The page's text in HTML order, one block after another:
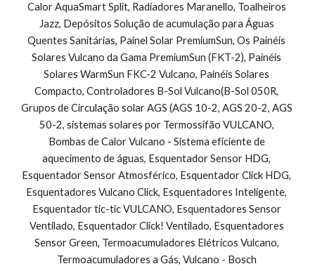
Calor AquaSmart Split, Radiadores Maranello, Toalheiros
Jazz, Depósitos Solução de acumulação para Águas
Quentes Sanitárias, Painel Solar PremiumSun, Os Painéis
Solares Vulcano da Gama PremiumSun (FKT-2), Painéis
Solares WarmSun FKC-2 Vulcano, Painéis Solares
Compacto, Controladores B-Sol Vulcano(B-Sol 050R,
Grupos de Circulação solar AGS (AGS 10-2, AGS 20-2, AGS
50-2, sistemas solares por Termossifão VULCANO,
Bombas de Calor Vulcano - Sistema eficiente de
aquecimento de águas, Esquentador Sensor HDG,
Esquentador Sensor Atmosférico, Esquentador Click HDG,
Esquentadores Vulcano Click, Esquentadores Inteligente,
Esquentador tic-tic VULCANO, Esquentadores Sensor
Ventilado, Esquentador Click! Ventilado, Esquentadores
Sensor Green, Termoacumuladores Elétricos Vulcano,
Termoacumuladores a Gás, Vulcano - Bosch